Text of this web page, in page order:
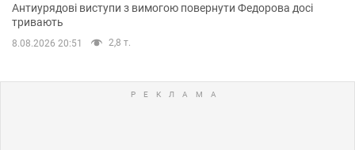
Антиурядові виступи з вимогою повернути Федорова досі
тривають
8.08.2026 20:51 2,8 т.